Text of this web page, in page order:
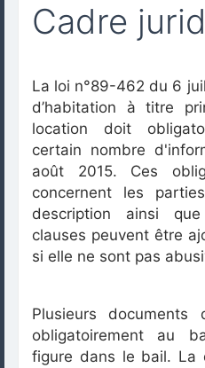
Cadre
La loi n°89-462 du 6
d’habitation à titre
location doit
certain nombre
août 2015. Ces
concernent les
description ainsi
clauses peuvent être
si elle ne sont pas
Plusieurs documents
obligatoirement au
figure dans le bail. La